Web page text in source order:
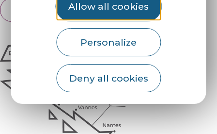
Allow all cookies
Personalize
Deny all cookies
English
Français